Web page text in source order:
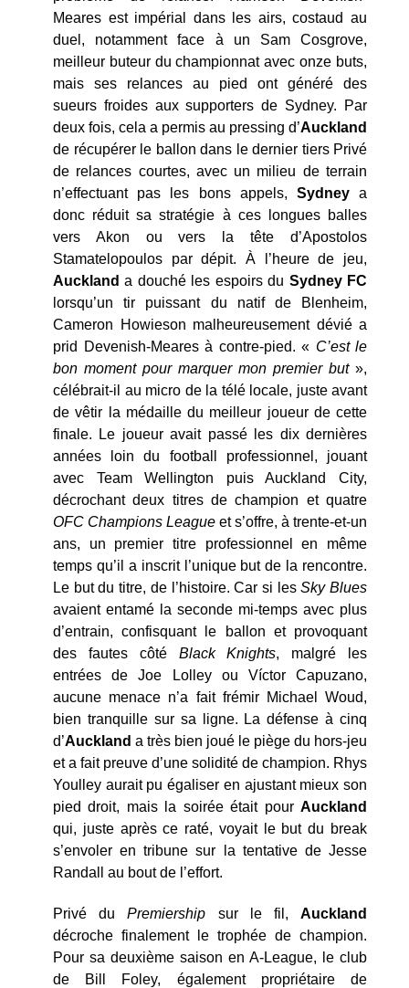
Meares est impérial dans les airs, costaud au
duel, notamment face à un Sam Cosgrove,
meilleur buteur du championnat avec onze buts,
mais ses relances au pied ont généré des
sueurs froides aux supporters de Sydney. Par
deux fois, cela a permis au pressing d’Auckland
de récupérer le ballon dans le dernier tiers Privé
de relances courtes, avec un milieu de terrain
n’effectuant pas les bons appels, Sydneya
donc réduit sa stratégie à ces longues balles
vers Akon ou vers la tête d’Apostolos
Stamatelopoulos par dépit. À l’heure de jeu,
Auckland a douché les espoirs du Sydney FC
lorsqu’un tir puissant du natif de Blenheim,
Cameron Howieson malheureusement dévié a
prid Devenish-Meares à contre-pied. « C’est le
bon moment pour marquer mon premier but»,
célébrait-il au micro de la télé locale, juste avant
de vêtir la médaille du meilleur joueur de cette
finale. Le joueur avait passé les dix dernières
années loin du football professionnel, jouant
avec Team Wellington puis Auckland City,
décrochant deux titres de champion et quatre
OFC Champions League et s’offre, à trente-et-un
ans, un premier titre professionnel en même
temps qu’il a inscrit l’unique but de la rencontre.
Le but du titre, de l’histoire. Car si lesSky Blues
avaient entamé la seconde mi-temps avec plus
d’entrain, confisquant le ballon et provoquant
des fautes côté Black Knights, malgré les
entrées de Joe Lolley ou Víctor Capuzano,
aucune menace n’a fait frémir Michael Woud,
bien tranquille sur sa ligne. La défense à cinq
d’Auckland a très bien joué le piège du hors-jeu
et a fait preuve d’une solidité de champion. Rhys
Youlley aurait pu égaliser en ajustant mieux son
pied droit, mais la soirée était pour Auckland
qui, juste après ce raté, voyait le but du break
s’envoler en tribune sur la tentative de Jesse
Randall au bout de l’effort.
Privé duPremiership sur le fil,Auckland
décroche finalement le trophée de champion.
Pour sa deuxième saison en A-League, le club
de Bill Foley, également propriétaire de